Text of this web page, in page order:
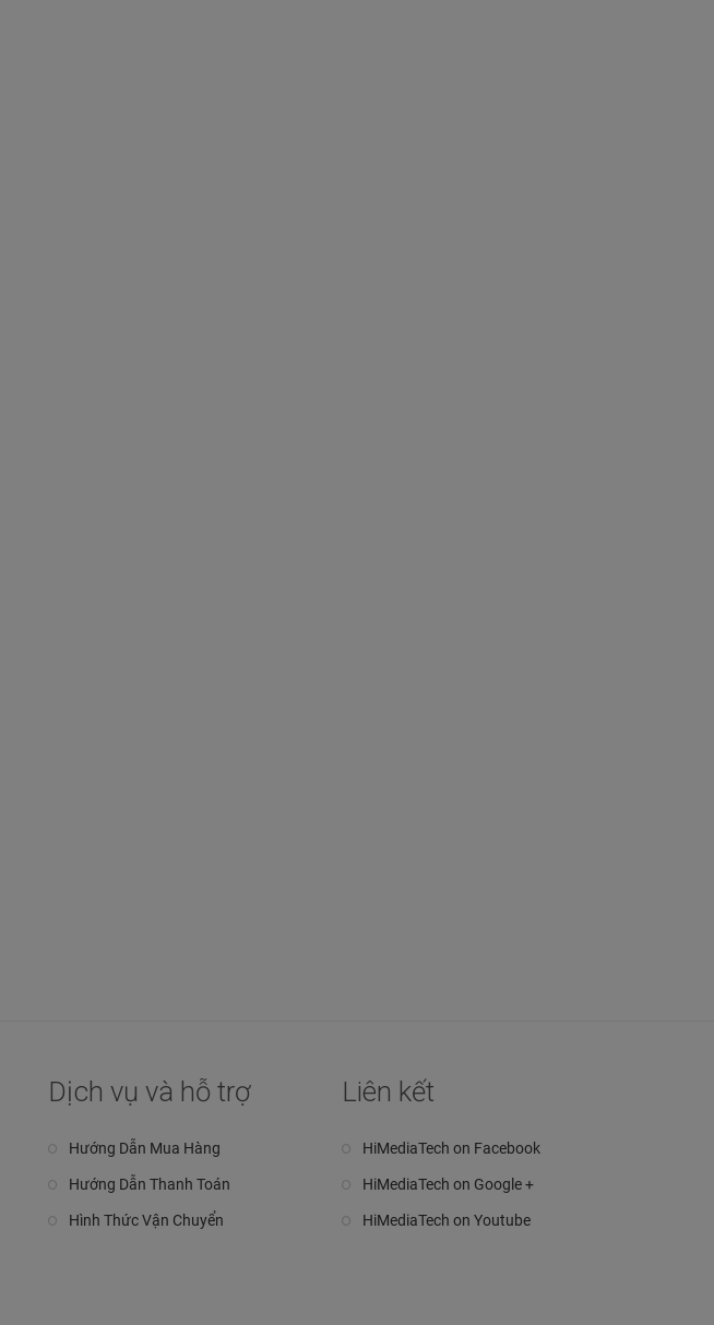
Dịch vụ và hỗ trợ
Hướng Dẫn Mua Hàng
Hướng Dẫn Thanh Toán
Hình Thức Vận Chuyển
Liên kết
HiMediaTech on Facebook
HiMediaTech on Google +
HiMediaTech on Youtube